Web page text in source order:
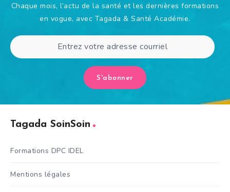
Chaque mois, l’actu de la santé et les dernières formations
en vogue, avec Tagada & Santé Académie.
S'abonner
Tagada SoinSoin
Formations DPC IDEL
Mentions légales